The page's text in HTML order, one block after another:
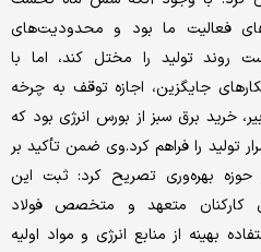
فعالیت ما بود و محدودیت‌های
روند تولید را مختل کند، اما با
جایگزین، اجازه توقف به چرخه
خرید برق سبز از بورس انرژی بود که
تولید را فراهم کرد.وی ضمن تأکید بر
بهره‌وری تصریح کرد: ثبت این
کارکنان متعهد و متخصص فولاد
بهینه از منابع انرژی و مواد اولیه